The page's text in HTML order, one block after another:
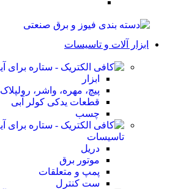
ابزار آلات و تاسیسات
ابزار
پیچ، مهره، واشر، رولپلاک
قطعات یدکی کولر آبی
چسب
تاسیسات
دریل
موتور برق
پمپ و متعلقات
ست کنترل